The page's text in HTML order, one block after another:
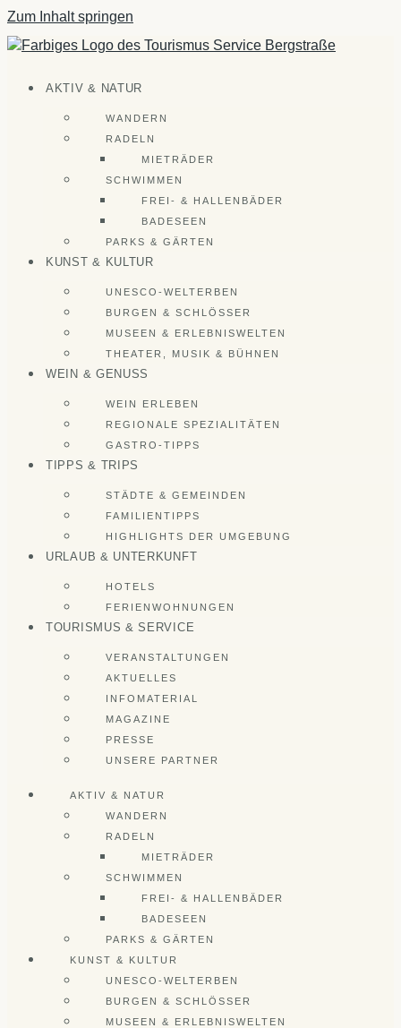
Zum Inhalt springen
AKTIV & NATUR
WANDERN
RADELN
MIETRÄDER
SCHWIMMEN
FREI- & HALLENBÄDER
BADESEEN
PARKS & GÄRTEN
KUNST & KULTUR
UNESCO-WELTERBEN
BURGEN & SCHLÖSSER
MUSEEN & ERLEBNISWELTEN
THEATER, MUSIK & BÜHNEN
WEIN & GENUSS
WEIN ERLEBEN
REGIONALE SPEZIALITÄTEN
GASTRO-TIPPS
TIPPS & TRIPS
STÄDTE & GEMEINDEN
FAMILIENTIPPS
HIGHLIGHTS DER UMGEBUNG
URLAUB & UNTERKUNFT
HOTELS
FERIENWOHNUNGEN
TOURISMUS & SERVICE
VERANSTALTUNGEN
AKTUELLES
INFOMATERIAL
MAGAZINE
PRESSE
UNSERE PARTNER
AKTIV & NATUR
WANDERN
RADELN
MIETRÄDER
SCHWIMMEN
FREI- & HALLENBÄDER
BADESEEN
PARKS & GÄRTEN
KUNST & KULTUR
UNESCO-WELTERBEN
BURGEN & SCHLÖSSER
MUSEEN & ERLEBNISWELTEN